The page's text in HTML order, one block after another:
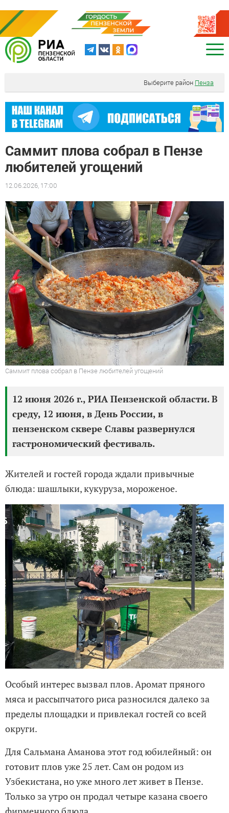
Выберите район Пенза
Саммит плова собрал в Пензе
любителей угощений
12.06.2026, 17:00
Саммит плова собрал в Пензе любителей угощений
12 июня 2026 г., РИА Пензенской области. В
среду, 12 июня, в День России, в
пензенском сквере Славы развернулся
гастрономический фестиваль.
Жителей и гостей города ждали привычные
блюда: шашлыки, кукуруза, мороженое.
Особый интерес вызвал плов. Аромат пряного
мяса и рассыпчатого риса разносился далеко за
пределы площадки и привлекал гостей со всей
округи.
Для Сальмана Аманова этот год юбилейный: он
готовит плов уже 25 лет. Сам он родом из
Узбекистана, но уже много лет живет в Пензе.
Только за утро он продал четыре казана своего